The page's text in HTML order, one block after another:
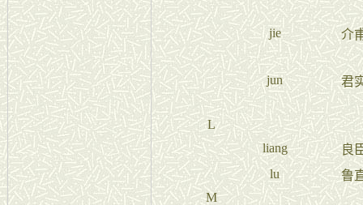
jie 介
jun 君
L
liang
良
lu
鲁
M